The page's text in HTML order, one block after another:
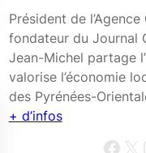
Président de
fondateur du Journal
Jean-Michel partage
valorise l’économie
des Pyrénées-
+ d’infos
Facebook X